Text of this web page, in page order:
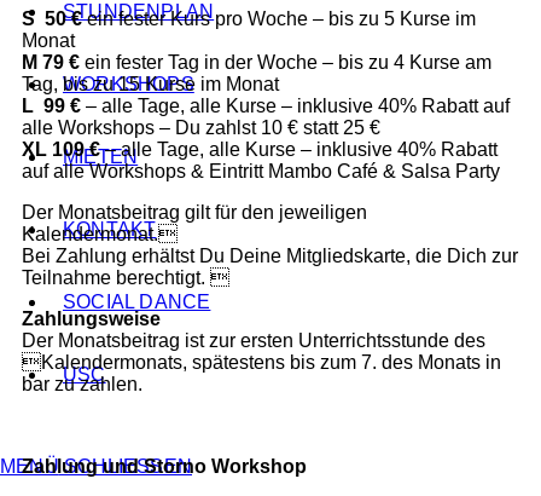
STUNDENPLAN
WORKSHOPS
MIETEN
KONTAKT
SOCIAL DANCE
USC
MENÜ SCHLIESSEN
S 50 €ein fester Kurs pro Woche – bis zu 5 Kurse im
Monat
M 79 € ein fester Tag in der Woche – bis zu 4 Kurse am
Tag, bis zu 15 Kurse im Monat
L 99 € – alle Tage, alle Kurse – inklusive 40% Rabatt auf
alle Workshops – Du zahlst 10 € statt 25 €
XL 109 €– alle Tage, alle Kurse – inklusive 40% Rabatt
auf alle Workshops & Eintritt Mambo Café & Salsa Party
Der Monatsbeitrag gilt für den jeweiligen
Kalendermonat.
Bei Zahlung erhältst Du Deine Mitgliedskarte, die Dich zur
Teilnahme berechtigt. 
Zahlungsweise
Der Monatsbeitrag ist zur ersten Unterrichtsstunde des
Kalendermonats, spätestens bis zum 7. des Monats in
bar zu zahlen.
Zahlung und Storno Workshop